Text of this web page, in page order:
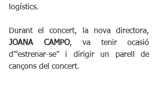
logístics.
JOANA CAMPO, va tenir ocasió
d'"estrenar-se" i dirigir un parell de
cançons del concert.